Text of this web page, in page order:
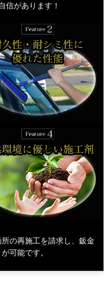
信があります！
の再施工を請求し、鈑金
可能です。